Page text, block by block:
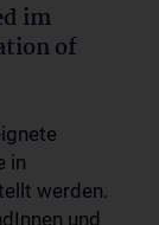
im
of
in
werden.
und